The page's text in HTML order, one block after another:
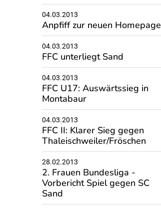
04.03.2013
Anpfiff zur neuen Homepage
04.03.2013
FFC unterliegt Sand
04.03.2013
FFC U17: Auswärtssieg in
Montabaur
04.03.2013
FFC II: Klarer Sieg gegen
Thaleischweiler/Fröschen
28.02.2013
2. Frauen Bundesliga -
Vorbericht Spiel gegen SC
Sand